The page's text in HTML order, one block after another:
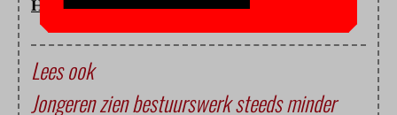
HOP/PV
Lees ook
Jongeren zien bestuurswerk steeds minder